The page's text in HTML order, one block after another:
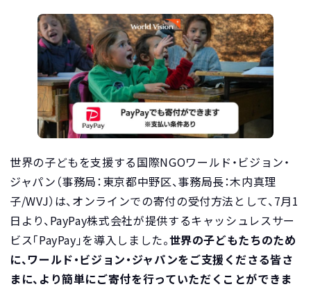
世界の子どもを支援する国際NGOワールド・ビジョン・
ジャパン（事務局：東京都中野区、事務局長：木内真理
子/WVJ）は、オンラインでの寄付の受付方法として、7月1
日より、PayPay株式会社が提供するキャッシュレスサー
ビス「PayPay」を導入しました。世界の子どもたちのため
に、ワールド・ビジョン・ジャパンをご支援くださる皆さ
まに、より簡単にご寄付を行っていただくことができま